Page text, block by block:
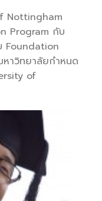
Nottingham
Program กับ
Foundation
หาวิทยาลัยกำหนด
of